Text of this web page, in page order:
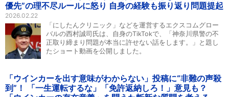
優先”の理不尽ルールに怒り 自身の経験も振り返り問題提起
2026.02.22
「にしたんクリニック」などを運営するエクスコムグロー
バルの西村誠司氏は、自身のTikTokで、「神奈川県警の不
正取り締まり問題が本当に許せない話をします。」と題し
たショート動画を公開しました。
「ウインカーを出す意味がわからない」投稿に“非難の声殺
到”！ 「一生運転するな」「免許返納しろ！」意見も？